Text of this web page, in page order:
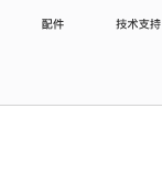
配件 技术支持